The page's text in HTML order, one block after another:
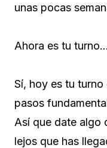
unas pocas
Ahora es tu turno…
Sí, hoy es tu
pasos
Así que date algo
lejos que has